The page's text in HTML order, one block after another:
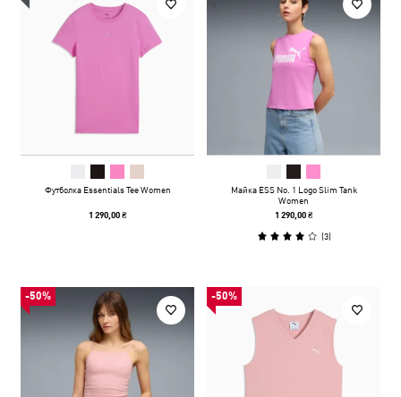
Футболка Essentials Tee Women
1 290,00 ₴
Майка ESS No. 1 Logo Slim Tank
Women
1 290,00 ₴
(3)
-50% -50%